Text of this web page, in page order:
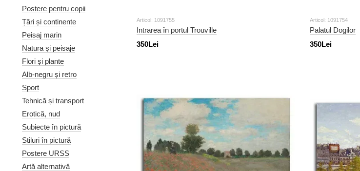
Articol: 1091755
Intrarea în portul Trouville
350Lei
Articol: 1091754
Palatul Dogilor
350Lei
Postere pentru copii
Țări și continente
Peisaj marin
Natura și peisaje
Flori și plante
Alb-negru și retro
Sport
Tehnică și transport
Erotică, nud
Subiecte în pictură
Stiluri în pictură
Postere URSS
Artă alternativă